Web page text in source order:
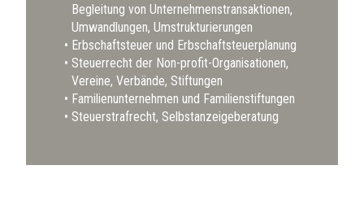
Begleitung von Unternehmenstransaktionen,
Umwandlungen, Umstrukturierungen
Erbschaftsteuer und Erbschaftsteuerplanung
Steuerrecht der Non-profit-Organisationen,
Vereine, Verbände, Stiftungen
Familienunternehmen und Familienstiftungen
Steuerstrafrecht, Selbstanzeigeberatung